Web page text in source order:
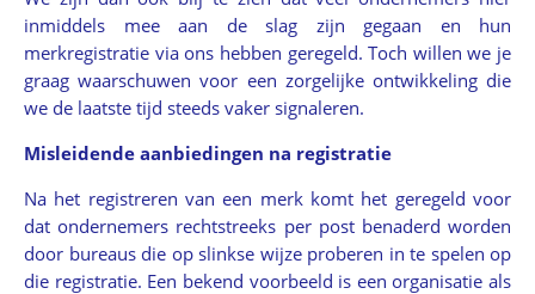
inmiddels mee aan de slag zijn gegaan en hun
merkregistratie via ons hebben geregeld. Toch willen we je
graag waarschuwen voor een zorgelijke ontwikkeling die
we de laatste tijd steeds vaker signaleren.
Misleidende aanbiedingen na registratie
Na het registreren van een merk komt het geregeld voor
dat ondernemers rechtstreeks per post benaderd worden
door bureaus die op slinkse wijze proberen in te spelen op
die registratie. Een bekend voorbeeld is een organisatie als